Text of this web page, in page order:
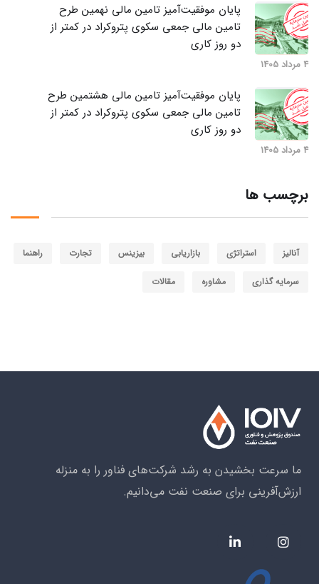
پایان موفقیت‌آمیز تامین مالی نهمین طرح
تامین مالی جمعی سکوی پتروکراد در کمتر از
دو روز کاری
4 مرداد 1405
پایان موفقیت‌آمیز تامین مالی هشتمین طرح
تامین مالی جمعی سکوی پتروکراد در کمتر از
دو روز کاری
4 مرداد 1405
برچسب ها
آنالیز استراتژی بازاریابی بیزینس تجارت راهنما
سرمایه گذاری مشاوره مقالات
ما سرعت بخشیدن به رشد شرکت‌های فناور را به منزله
ارزش‌آفرینی برای صنعت نفت می‌دانیم.